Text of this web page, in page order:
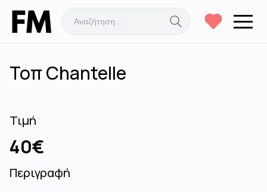
Τοπ Chantelle
Τιμή
40€
Περιγραφή